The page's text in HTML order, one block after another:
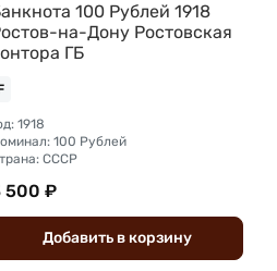
100 Рублей 1918
на-Дону Ростовская
ГБ
1918
100 Рублей
СССР
500 ₽
Добавить вкорзину